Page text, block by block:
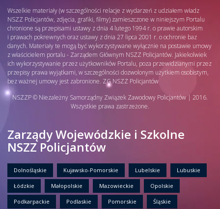
Wszelkie materiały (w szczególności relacje z wydarzeń z udziałem władz
NSZZ Policjantów, zdjęcia, grafiki, filmy) zamieszczone w niniejszym Portalu
chronione są przepisami ustawy z dnia 4 lutego 1994 r. o prawie autorskim
i prawach pokrewnych oraz ustawy z dnia 27 lipca 2001 r. o ochronie baz
danych. Materiały te mogą być wykorzystywane wyłącznie na postawie umowy
z właścicielem portalu - Zarządem Głównym NSZZ Policjantów. Jakiekolwiek
ich wykorzystywanie przez użytkowników Portalu, poza przewidzianymi przez
przepisy prawa wyjątkami, w szczególności dozwolonym użytkiem osobistym,
bez ważnej umowy jest zabronione. ZG NSZZ Policjantów
NSZZP © Niezależny Samorządny Związek Zawodowy Policjantów | 2016.
Wszystkie prawa zastrzeżone.
Zarządy Wojewódzkie i Szkolne
NSZZ Policjantów
Dolnośląskie Kujawsko-Pomorskie Lubelskie Lubuskie
Łódzkie Małopolskie Mazowieckie Opolskie
Podkarpackie Podlaskie Pomorskie Śląskie